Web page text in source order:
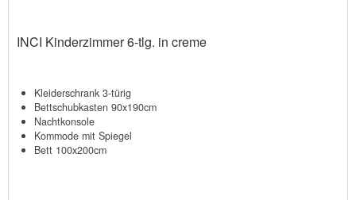
INCI Kinderzimmer 6-tlg. in creme
Kleiderschrank 3-türig
Bettschubkasten 90x190cm
Nachtkonsole
Kommode mit Spiegel
Bett 100x200cm